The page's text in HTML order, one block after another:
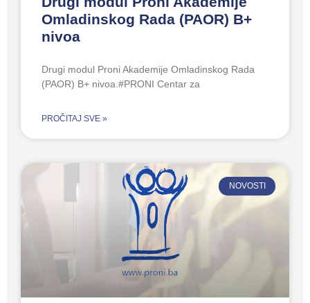
Omladinskog Rada (PAOR) B+
nivoa
Drugi modul Proni Akademije Omladinskog Rada
(PAOR) B+ nivoa.#PRONI Centar za
PROČITAJ SVE »
NOVOSTI